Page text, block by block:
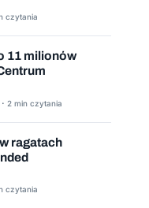
czytania
11 milionów
2 min czytania
ragatach
czytania